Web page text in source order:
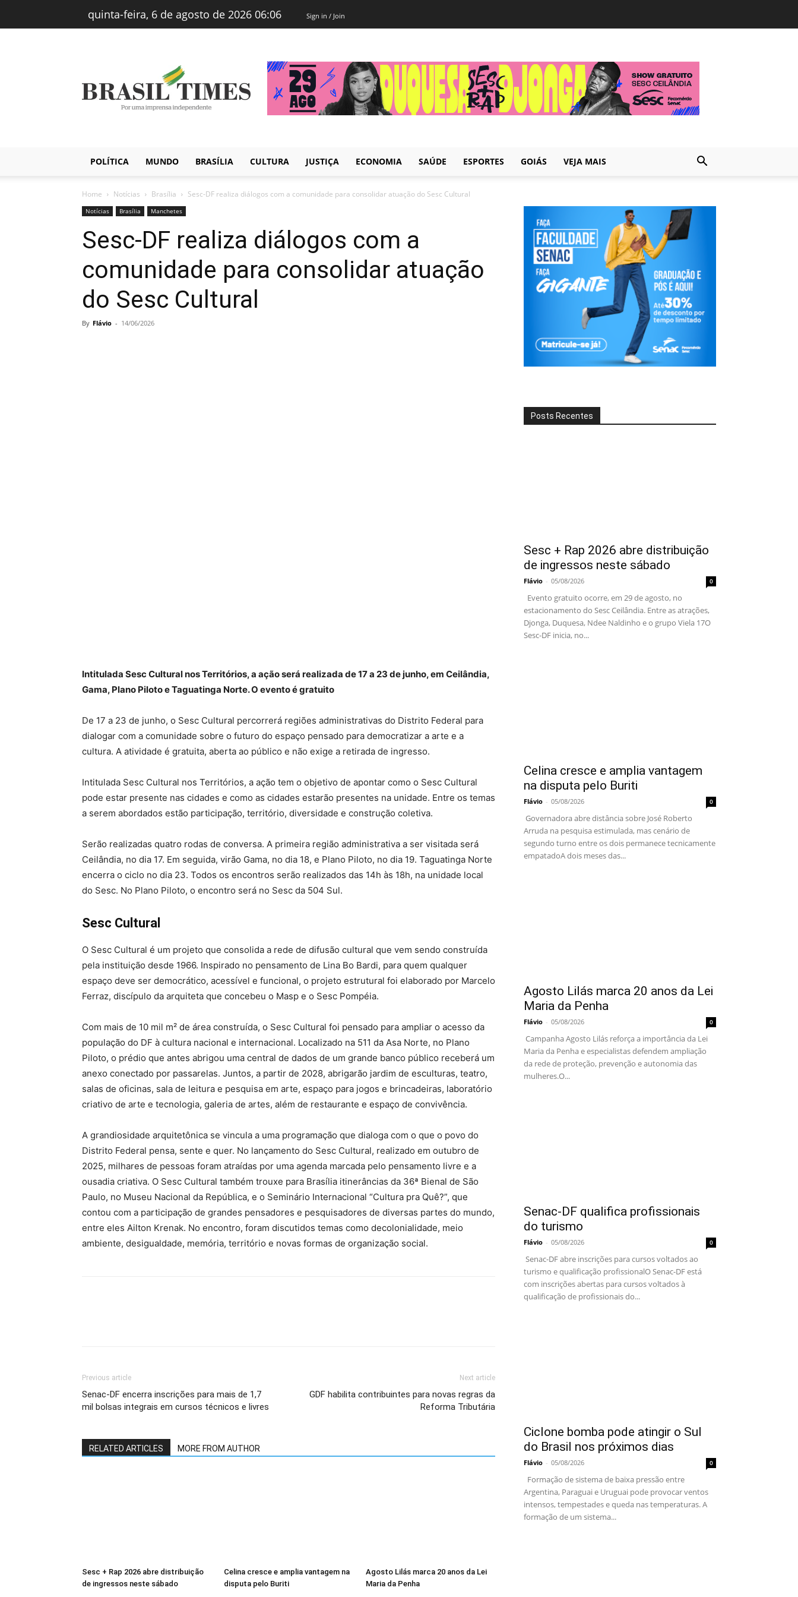
quinta-feira, 6 de agosto de 2026 06:06 Sign in / Join
Brasiltimes
–
Notícias
POLÍTICA MUNDO BRASÍLIA CULTURA JUSTIÇA ECONOMIA SAÚDE ESPORTES GOIÁS VEJA MAIS
Home Notícias Brasília Sesc-DF realiza diálogos com a comunidade para consolidar atuação do Sesc Cultural
Notícias Brasília Manchetes
Sesc-DF realiza diálogos com a
comunidade para consolidar atuação
do Sesc Cultural
By Flávio - 14/06/2026
Intitulada Sesc Cultural nos Territórios, a ação será realizada de 17 a 23 de junho, em Ceilândia,
Gama, Plano Piloto e Taguatinga Norte. O evento é gratuito
De 17 a 23 de junho, o Sesc Cultural percorrerá regiões administrativas do Distrito Federal para
dialogar com a comunidade sobre o futuro do espaço pensado para democratizar a arte e a
cultura. A atividade é gratuita, aberta ao público e não exige a retirada de ingresso.
Intitulada Sesc Cultural nos Territórios, a ação tem o objetivo de apontar como o Sesc Cultural
pode estar presente nas cidades e como as cidades estarão presentes na unidade. Entre os temas
a serem abordados estão participação, território, diversidade e construção coletiva.
Serão realizadas quatro rodas de conversa. A primeira região administrativa a ser visitada será
Ceilândia, no dia 17. Em seguida, virão Gama, no dia 18, e Plano Piloto, no dia 19. Taguatinga Norte
encerra o ciclo no dia 23. Todos os encontros serão realizados das 14h às 18h, na unidade local
do Sesc. No Plano Piloto, o encontro será no Sesc da 504 Sul.
Sesc Cultural
O Sesc Cultural é um projeto que consolida a rede de difusão cultural que vem sendo construída
pela instituição desde 1966. Inspirado no pensamento de Lina Bo Bardi, para quem qualquer
espaço deve ser democrático, acessível e funcional, o projeto estrutural foi elaborado por Marcelo
Ferraz, discípulo da arquiteta que concebeu o Masp e o Sesc Pompéia.
Com mais de 10 mil m² de área construída, o Sesc Cultural foi pensado para ampliar o acesso da
população do DF à cultura nacional e internacional. Localizado na 511 da Asa Norte, no Plano
Piloto, o prédio que antes abrigou uma central de dados de um grande banco público receberá um
anexo conectado por passarelas. Juntos, a partir de 2028, abrigarão jardim de esculturas, teatro,
salas de oficinas, sala de leitura e pesquisa em arte, espaço para jogos e brincadeiras, laboratório
criativo de arte e tecnologia, galeria de artes, além de restaurante e espaço de convivência.
A grandiosidade arquitetônica se vincula a uma programação que dialoga com o que o povo do
Distrito Federal pensa, sente e quer. No lançamento do Sesc Cultural, realizado em outubro de
2025, milhares de pessoas foram atraídas por uma agenda marcada pelo pensamento livre e a
ousadia criativa. O Sesc Cultural também trouxe para Brasília itinerâncias da 36ª Bienal de São
Paulo, no Museu Nacional da República, e o Seminário Internacional “Cultura pra Quê?”, que
contou com a participação de grandes pensadores e pesquisadores de diversas partes do mundo,
entre eles Ailton Krenak. No encontro, foram discutidos temas como decolonialidade, meio
ambiente, desigualdade, memória, território e novas formas de organização social.
Previous article
Senac-DF encerra inscrições para mais de 1,7
mil bolsas integrais em cursos técnicos e livres
Next article
GDF habilita contribuintes para novas regras da
Reforma Tributária
RELATED ARTICLES MORE FROM AUTHOR
Sesc + Rap 2026 abre distribuição
de ingressos neste sábado
Celina cresce e amplia vantagem na
disputa pelo Buriti
Agosto Lilás marca 20 anos da Lei
Maria da Penha
Posts Recentes
Sesc + Rap 2026 abre distribuição
de ingressos neste sábado
Flávio - 05/08/2026 0
Evento gratuito ocorre, em 29 de agosto, no
estacionamento do Sesc Ceilândia. Entre as atrações,
Djonga, Duquesa, Ndee Naldinho e o grupo Viela 17O
Sesc-DF inicia, no...
Celina cresce e amplia vantagem
na disputa pelo Buriti
Flávio - 05/08/2026 0
Governadora abre distância sobre José Roberto
Arruda na pesquisa estimulada, mas cenário de
segundo turno entre os dois permanece tecnicamente
empatadoA dois meses das...
Agosto Lilás marca 20 anos da Lei
Maria da Penha
Flávio - 05/08/2026 0
Campanha Agosto Lilás reforça a importância da Lei
Maria da Penha e especialistas defendem ampliação
da rede de proteção, prevenção e autonomia das
mulheres.O...
Senac-DF qualifica profissionais
do turismo
Flávio - 05/08/2026 0
Senac-DF abre inscrições para cursos voltados ao
turismo e qualificação profissionalO Senac-DF está
com inscrições abertas para cursos voltados à
qualificação de profissionais do...
Ciclone bomba pode atingir o Sul
do Brasil nos próximos dias
Flávio - 05/08/2026 0
Formação de sistema de baixa pressão entre
Argentina, Paraguai e Uruguai pode provocar ventos
intensos, tempestades e queda nas temperaturas. A
formação de um sistema...